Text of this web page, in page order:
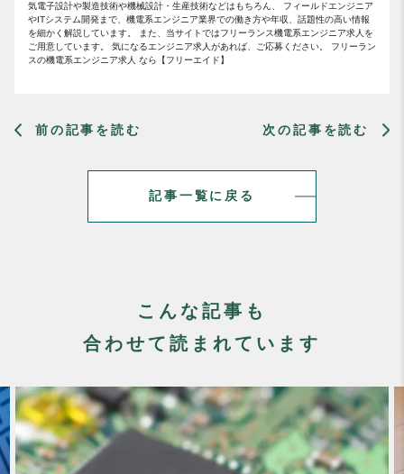
気電子設計や製造技術や機械設計・生産技術などはもちろん、 フィールドエンジニア
やITシステム開発まで、機電系エンジニア業界での働き方や年収、話題性の高い情報
を細かく解説しています。 また、当サイトではフリーランス機電系エンジニア求人を
ご用意しています。 気になるエンジニア求人があれば、ご応募ください。 フリーラン
スの機電系エンジニア求人 なら【フリーエイド】
前の記事を読む
記事一覧に戻る
次の記事を読む
こんな記事も
合わせて読まれています